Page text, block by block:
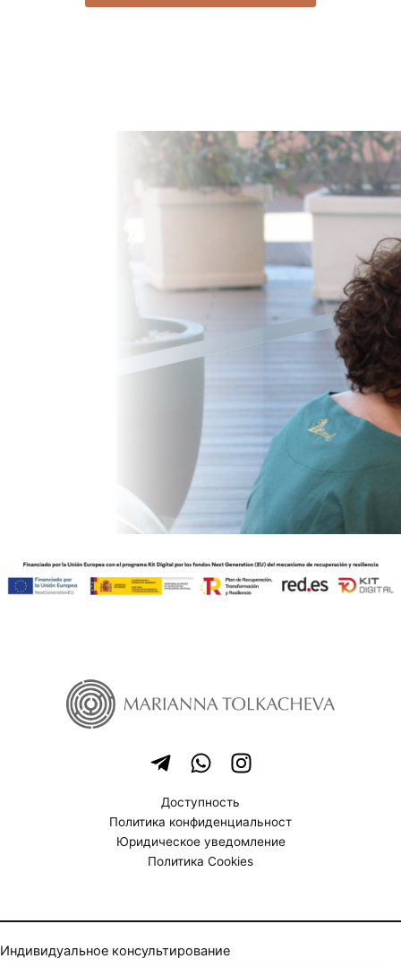
Доступность
Политика конфиденциальност
Юридическое уведомление
Политика Cookies
Индивидуальное консультирование